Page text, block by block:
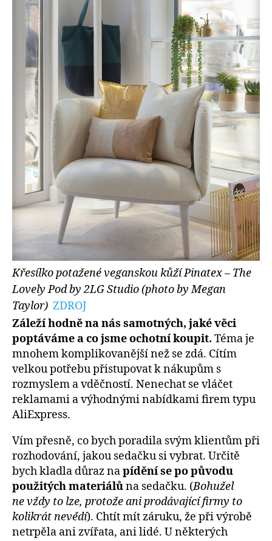
Křesílko potažené veganskou kůží Pinatex – The
Lovely Pod by 2LG Studio (photo by Megan
Taylor) ZDROJ
Záleží hodně na nás samotných, jaké věci
poptáváme a co jsme ochotní koupit. Téma je
mnohem komplikovanější než se zdá. Cítím
velkou potřebu přistupovat k nákupům s
rozmyslem a vděčností. Nenechat se vláčet
reklamami a výhodnými nabídkami firem typu
AliExpress.
Vím přesně, co bych poradila svým klientům při
rozhodování, jakou sedačku si vybrat. Určitě
bych kladla důraz napídění se po původu
použitých materiálůna sedačku. (Bohužel
ne vždy to lze, protože ani prodávající firmy to
kolikrát nevědí). Chtít mít záruku, že při výrobě
netrpěla ani zvířata, ani lidé. U některých